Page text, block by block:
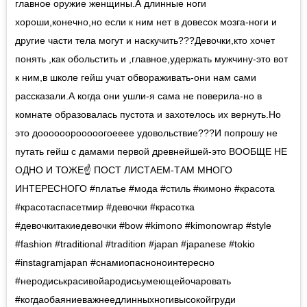
главное оружие женщины.А длинные ноги
хороши,конечно,но если к ним нет в довесок мозга-ноги и
другие части тела могут и наскучить???Девочки,кто хочет
понять ,как обольстить и ,главное,удержать мужчину-это вот
к ним,в школе гейш учат обвораживать-они нам сами
рассказали.А когда они ушли-я сама не поверила-но в
комнате образовалась пустота и захотелось их вернуть.Но
это доооооорооооогоееее удовольствие???И попрошу не
путать гейш с дамами первой древнейшей-это ВООБЩЕ НЕ
ОДНО И ТОЖЕ☝️ ПОСТ ЛИСТАЕМ-ТАМ МНОГО
ИНТЕРЕСНОГО #платье #мода #стиль #кимоно #красота
#красотаспасетмир #девочки #красотка
#девочкитакиедевочки #bow #kimono #kimonowrap #style
#fashion #traditional #tradition #japan #japanese #tokio
#instagramjapan #снамиопасноноинтересно
#неродиськрасивойародисьумеющейочаровать
#когдаобаяниеважнеедлинныхногивысокойгруди